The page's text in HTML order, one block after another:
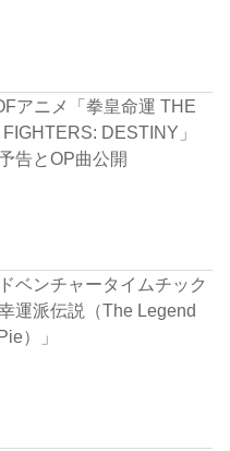
アニメ「拳皇命運 THE
DESTINY」
告とOP曲公開
ベンチャータイムチック
運派伝説（The Legend
）」